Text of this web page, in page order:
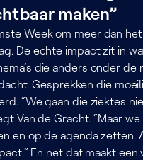
maken”
Week om meer dan het
De echte impact zit in
die anders onder de
Gesprekken die
“We gaan die ziektes
Van de Gracht. “Maar
en op de agenda zetten.
En net dat maakt een